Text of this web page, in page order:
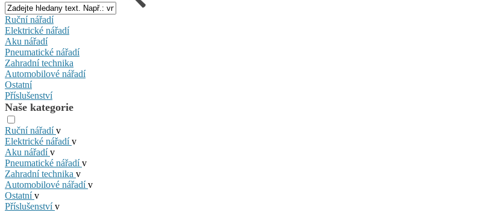
Ruční nářadí
Elektrické nářadí
Aku nářadí
Pneumatické nářadí
Zahradní technika
Automobilové nářadí
Ostatní
Příslušenství
Naše kategorie
Ruční nářadív
Elektrické nářadív
Aku nářadív
Pneumatické nářadív
Zahradní technika v
Automobilové nářadív
Ostatnív
Příslušenstvív